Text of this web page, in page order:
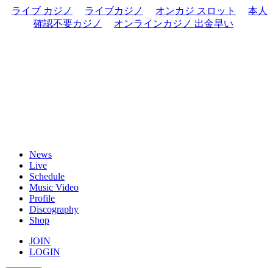
ライブ カジノ ライブカジノ オンカジ スロット
本人
確認不要カジノ
オンラインカジノ 出金早い
News
Live
Schedule
Music Video
Profile
Discography
Shop
JOIN
LOGIN